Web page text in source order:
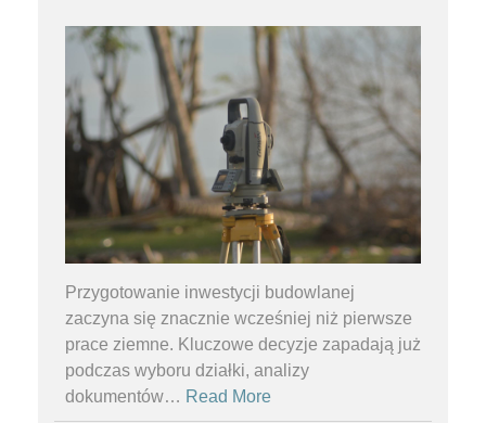
Przygotowanie inwestycji budowlanej
zaczyna się znacznie wcześniej niż pierwsze
prace ziemne. Kluczowe decyzje zapadają już
podczas wyboru działki, analizy
dokumentów… Read More